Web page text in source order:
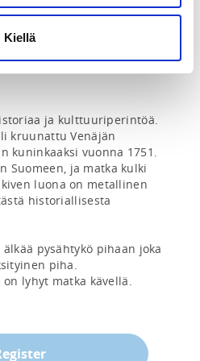
Kiellä
Kuningas oli
hän tunsi tarpeen
ja kulttuuriperintöä.
kruunattu Venäjän
kuninkaaksi vuonna 1751.
Suomeen, ja matka kulki
luona on metallinen
historiallisesta
pysähtykö pihaan joka
piha.
lyhyt matka kävellä.